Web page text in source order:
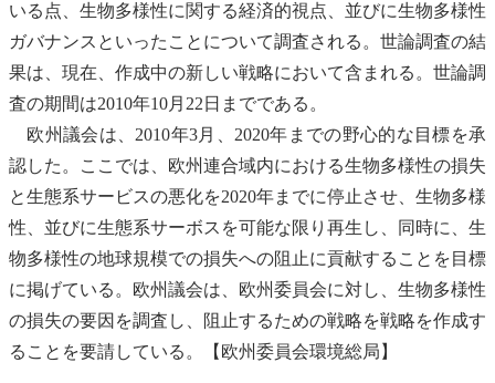
いる点、 生物多様性に関する経済的視点、並びに生物多様性
ガバナンスといったことについて調査される。世論調査の結
果は、現在、作成中の新しい戦略において含まれる。世論調
査の期間は2010年10月22日までである。
欧州議会は、2010年3月、2020年までの野心的な目標を承
認した。ここでは、欧州連合域内における生物多様性の損失
と生態系サービスの悪化を2020年までに停止させ、 生物多様
性 、並びに生態系サーボスを可能な限り再生し、同時に、 生
物多様性の地球規模での損失への阻止に貢献することを目標
に掲げている。欧州議会は、欧州委員会に対し、 生物多様性
の損失の要因を調査し、阻止するための戦略を戦略を作成す
ることを要請している。【欧州委員会環境総局】